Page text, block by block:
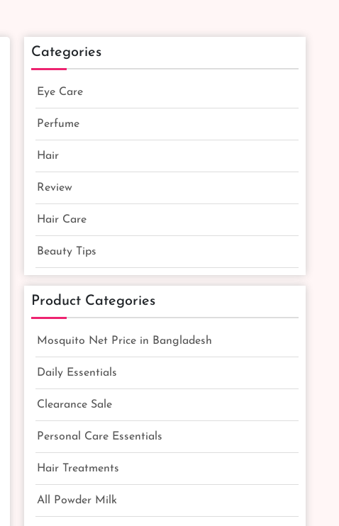
Categories
Eye Care
Perfume
Hair
Review
Hair Care
Beauty Tips
Product Categories
Mosquito Net Price in Bangladesh
Daily Essentials
Clearance Sale
Personal Care Essentials
Hair Treatments
All Powder Milk